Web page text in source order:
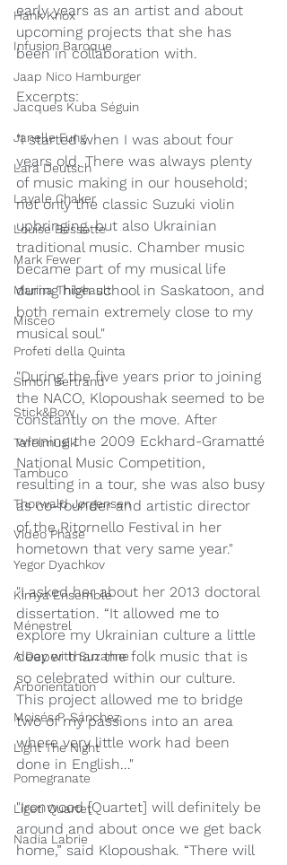
Hank Knox
Infusion Baroque
Jaap Nico Hamburger
Jacques Kuba Séguin
Janelle Fung
Lara Deutsch
Layale Chaker
Louise Bessette
Mark Fewer
Marina Thibeault
Misceo
Profeti della Quinta
Simon Bertrand
Stick&Bow
Tafelmusik
Tambuco
Thorwald Jørgensen
Video Phase
Yegor Dyachkov
Kimya Ensemble
Ménestrel
A Day with Suzanne
Arborientation
Moisés P. Sánchez
Light The Night
Pomegranate
Ligeti Quartet
Nadia Labrie
early years as an artist and about
upcoming projects that she has
been in collaboration with.
Excerpts:
"I started when I was about four
years old. There was always plenty
of music making in our household;
not only the classic Suzuki violin
upbringing, but also Ukrainian
traditional music. Chamber music
became part of my musical life
during high school in Saskatoon, and
both remain extremely close to my
musical soul."
"During the five years prior to joining
the NACO, Klopoushak seemed to be
constantly on the move. After
winning the 2009 Eckhard-Gramatté
National Music Competition,
resulting in a tour, she was also busy
as co-founder and artistic director
of the Ritornello Festival in her
hometown that very same year."
"I asked her about her 2013 doctoral
dissertation. “It allowed me to
explore my Ukrainian culture a little
deeper than the folk music that is
so celebrated within our culture.
This project allowed me to bridge
two of my passions into an area
where very little work had been
done in English..."
"Ironwood [Quartet] will definitely be
around and about once we get back
home,” said Klopoushak. “There will